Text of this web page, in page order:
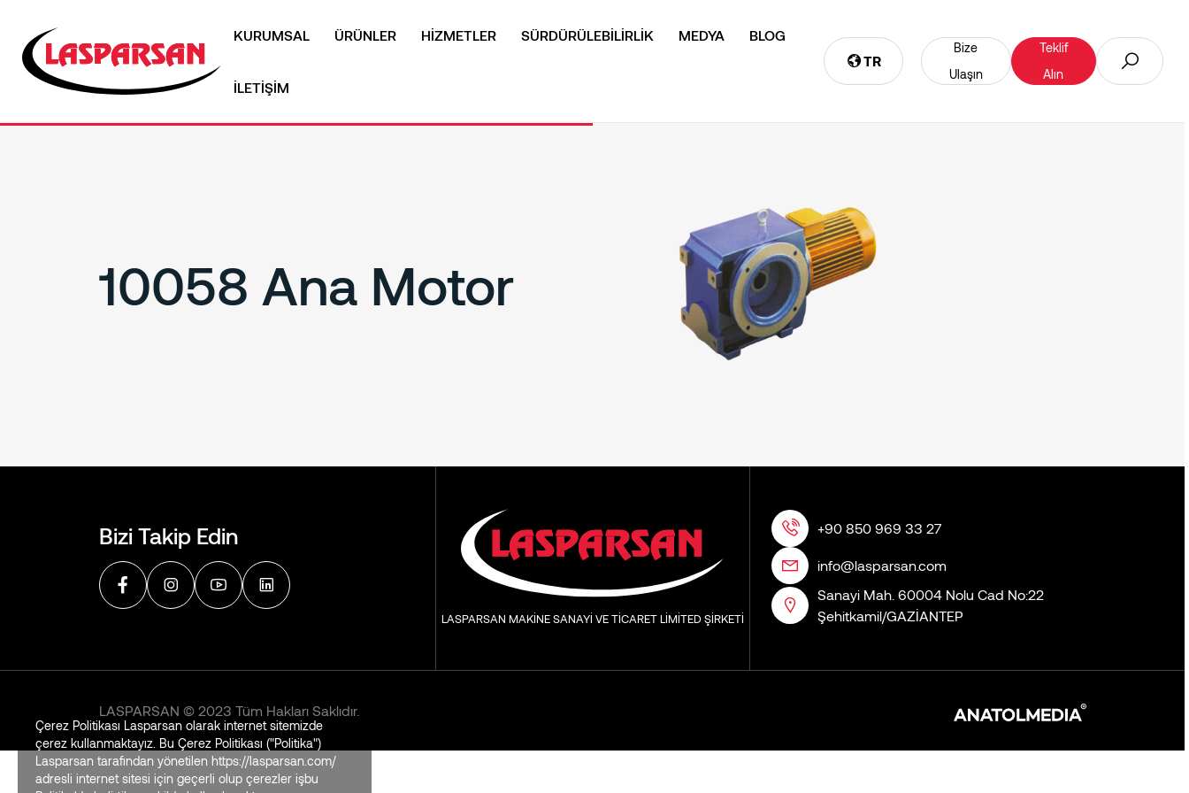
KURUMSAL ÜRÜNLER HİZMETLER SÜRDÜRÜLEBİLİRLİK MEDYA BLOG
İLETİŞİM
TR
Bize
Ulaşın
Teklif
Alın
10058 Ana Motor
Bizi Takip Edin
LASPARSAN MAKİNE SANAYİ VE TİCARET LİMİTED ŞİRKETİ
+90 850 969 33 27
info@lasparsan.com
Sanayi Mah. 60004 Nolu Cad No:22
Şehitkamil/GAZİANTEP
LASPARSAN © 2023 Tüm Hakları Saklıdır.
Çerez Politikası Lasparsan olarak internet sitemizde
çerez kullanmaktayız. Bu Çerez Politikası ("Politika")
Lasparsan tarafından yönetilen https://lasparsan.com/
adresli internet sitesi için geçerli olup çerezler işbu